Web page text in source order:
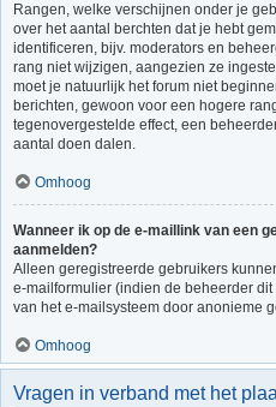
Rangen, welke verschijnen onder je
over het aantal berchten dat je hebt
identificeren, bijv. moderators en
rang niet wijzigen, aangezien ze
moet je natuurlijk het forum niet
berichten, gewoon voor een hogere
tegenovergestelde effect, een
aantal doen dalen.
Omhoog
Wanneer ik op de e-maillink van een
aanmelden?
Alleen geregistreerde gebruikers
e-mailformulier (indien de beheerder
van het e-mailsysteem door anonieme
Omhoog
Vragen in verband met het